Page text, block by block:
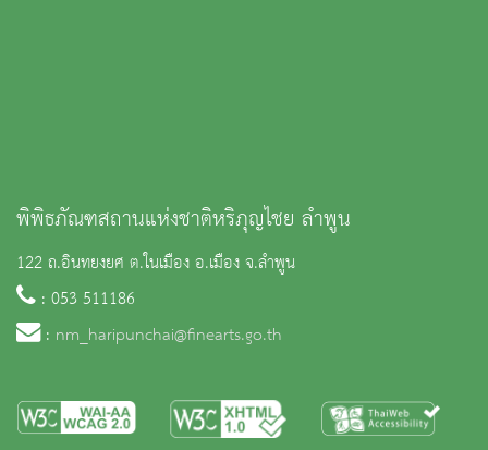
พิพิธภัณฑสถานแห่งชาติหริภุญไชย ลำพูน
122 ถ.อินทยงยศ ต.ในเมือง อ.เมือง จ.ลำพูน
: 053 511186
: nm_haripunchai@finearts.go.th